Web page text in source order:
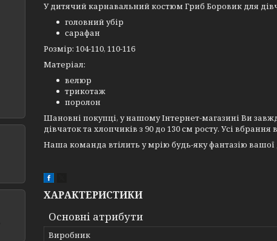
У дитячий карнавальний костюм Гриб Боровик для
головний убір
сарафан
Розмір: 104-110, 110-116
Матеріал:
велюр
трикотаж
поролон
Шановні покупці, у нашому Інтернет-магазині Ви
дівчаток та хлопчиків з 90 до 130 см росту. Усі
Наша команда втілить у мрію будь-яку фантазію
ХАРАКТЕРИСТИКИ
Основні атрибути
Виробник